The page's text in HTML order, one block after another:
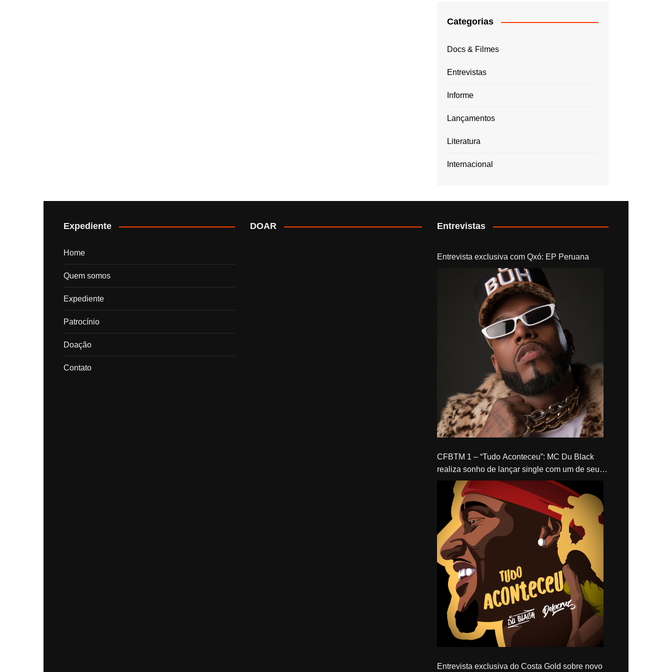
Categorias
Docs & Filmes
Entrevistas
Informe
Lançamentos
Literatura
Internacional
Expediente
Home
Quem somos
Expediente
Patrocínio
Doação
Contato
DOAR Entrevistas
Entrevista exclusiva com Qxó: EP Peruana
CFBTM 1 – “Tudo Aconteceu”: MC Du Black
realiza sonho de lançar single com um de seus
ídolos, Delacruz
Entrevista exclusiva do Costa Gold sobre novo